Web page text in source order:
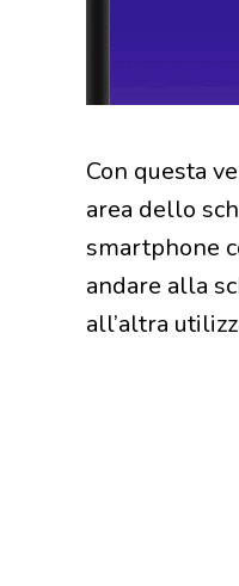
Con questa
area dello
smartphone
andare alla
all’altra